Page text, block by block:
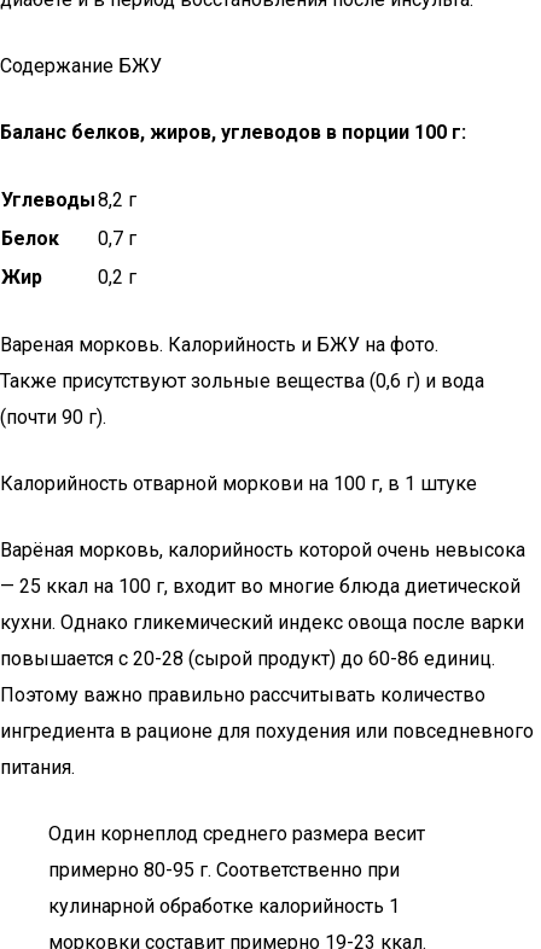
Содержание БЖУ
Баланс белков, жиров, углеводов в порции 100 г:
Углеводы8,2 г
Белок
0,7 г
Жир
0,2 г
Вареная морковь. Калорийность и БЖУ на фото.
Также присутствуют зольные вещества (0,6 г) и вода
(почти 90 г).
Калорийность отварной моркови на 100 г, в 1 штуке
Варёная морковь, калорийность которой очень невысока
— 25 ккал на 100 г, входит во многие блюда диетической
кухни. Однако гликемический индекс овоща после варки
повышается с 20-28 (сырой продукт) до 60-86 единиц.
Поэтому важно правильно рассчитывать количество
ингредиента в рационе для похудения или повседневного
питания.
Один корнеплод среднего размера весит
примерно 80-95 г. Соответственно при
кулинарной обработке калорийность 1
морковки составит примерно 19-23 ккал.